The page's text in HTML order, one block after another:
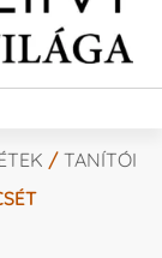
/ TANÍTÓI